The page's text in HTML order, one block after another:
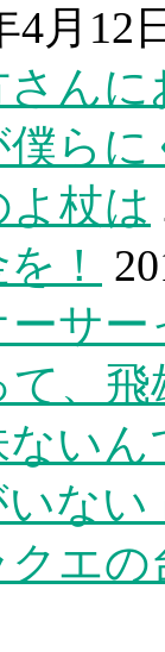
4月12
ん
僕ら
杖は
！
サ
、
いん
いな
エ